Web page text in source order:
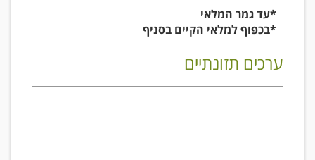
*עד גמר המלאי
*בכפוף למלאי הקיים בסניף
ערכים תזונתיים